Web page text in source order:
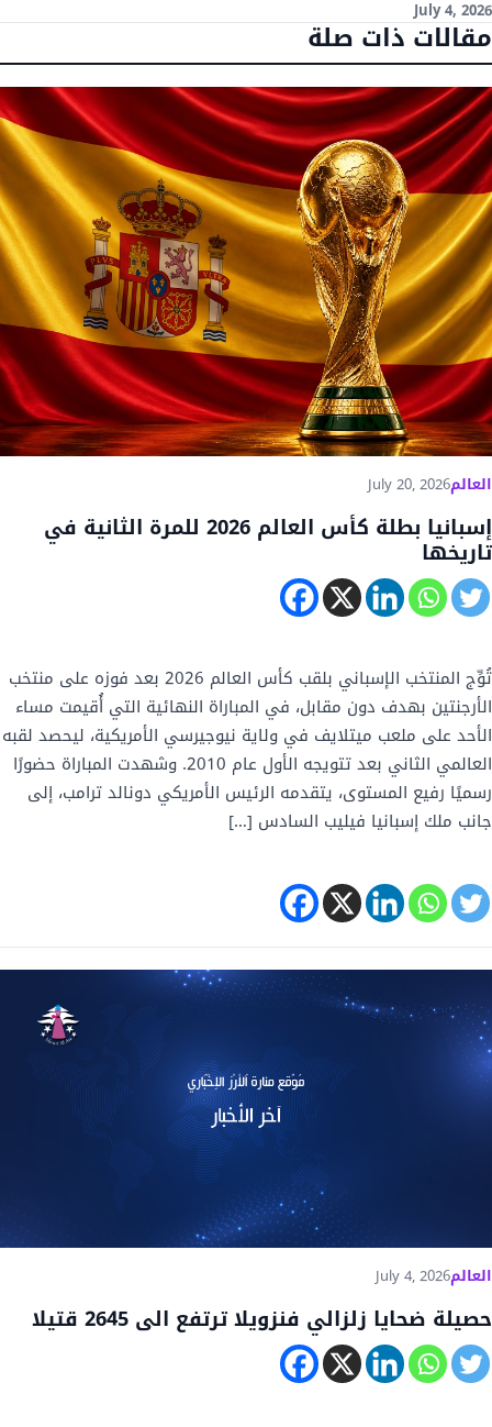
July 4, 2026
مقالات ذات صلة
العالمJuly 20, 2026
إسبانيا بطلة كأس العالم 2026 للمرة الثانية في
تاريخها
تُوِّج المنتخب الإسباني بلقب كأس العالم 2026 بعد فوزه على منتخب
الأرجنتين بهدف دون مقابل، في المباراة النهائية التي أُقيمت مساء
الأحد على ملعب ميتلايف في ولاية نيوجيرسي الأمريكية، ليحصد لقبه
العالمي الثاني بعد تتويجه الأول عام 2010. وشهدت المباراة حضورًا
رسميًا رفيع المستوى، يتقدمه الرئيس الأمريكي دونالد ترامب، إلى
جانب ملك إسبانيا فيليب السادس […]
العالمJuly 4, 2026
حصيلة ضحايا زلزالي فنزويلا ترتفع الى 2645 قتيلا